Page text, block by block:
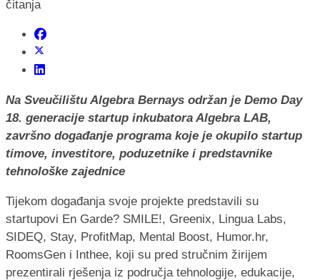
čitanja
Na Sveučilištu Algebra Bernays održan je Demo Day
18. generacije startup inkubatora Algebra LAB,
završno događanje programa koje je okupilo startup
timove, investitore, poduzetnike i predstavnike
tehnološke zajednice
Tijekom događanja svoje projekte predstavili su
startupovi En Garde? SMILE!, Greenix, Lingua Labs,
SIDEQ, Stay, ProfitMap, Mental Boost, Humor.hr,
RoomsGen i Inthee, koji su pred stručnim žirijem
prezentirali rješenja iz područja tehnologije, edukacije,